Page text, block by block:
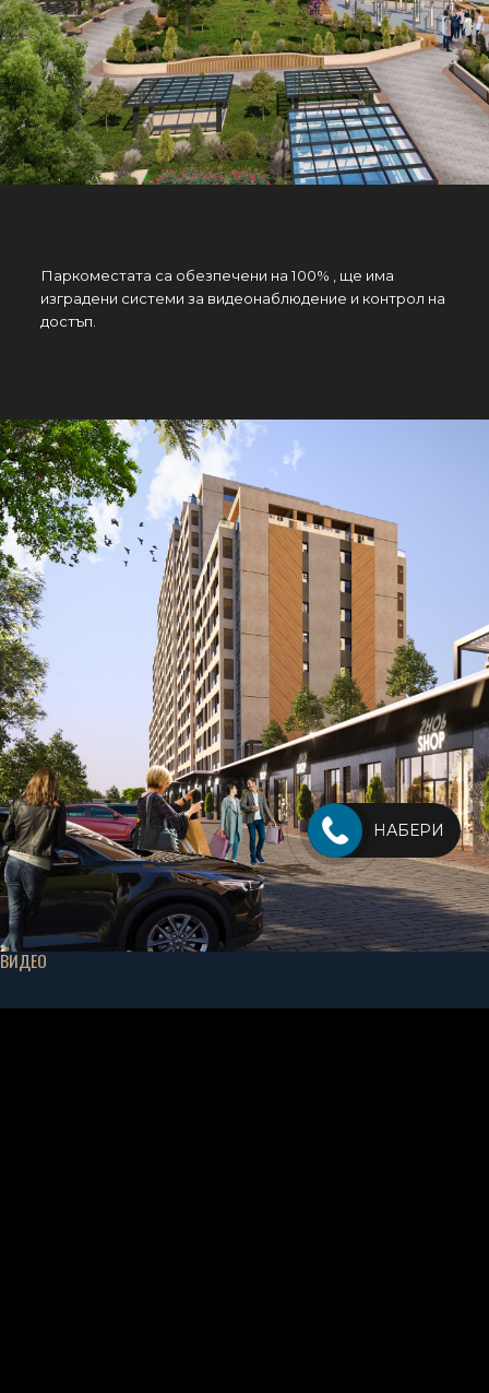
Паркоместата са обезпечени на 100% , ще има
изградени системи за видеонаблюдение и контрол на
достъп.
ВИДЕО
НАБЕРИ